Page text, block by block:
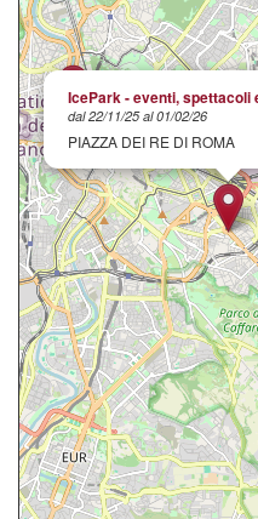
IcePark - eventi, spettacoli
dal 22/11/25 al 01/02/26
PIAZZA DEI RE DI ROMA